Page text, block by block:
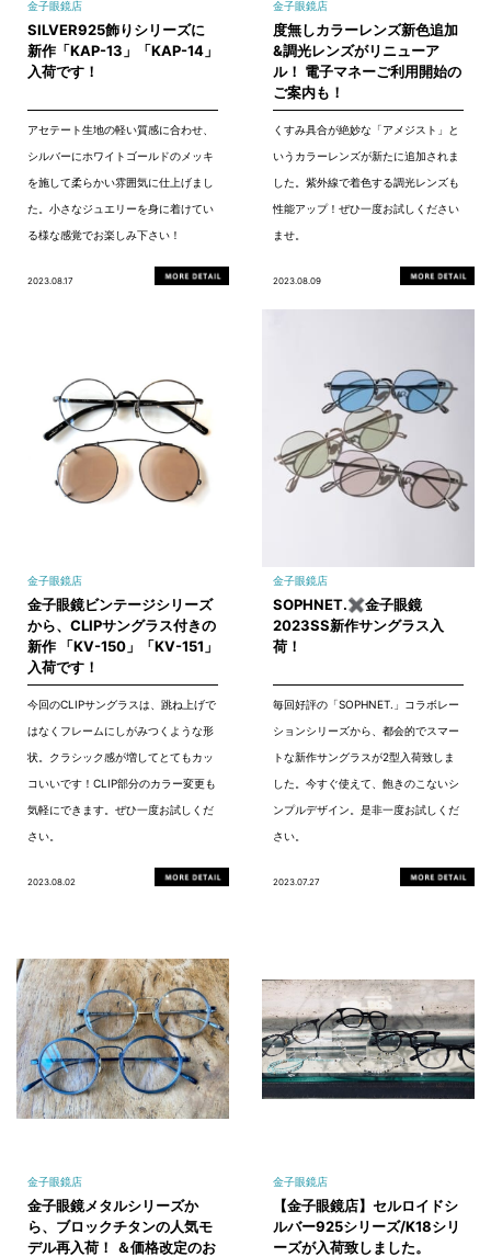
金子眼鏡店
SILVER925飾りシリーズに
新作「KAP-13」「KAP-14」
入荷です！
アセテート生地の軽い質感に合わせ、
シルバーにホワイトゴールドのメッキ
を施して柔らかい雰囲気に仕上げまし
た。小さなジュエリーを身に着けてい
る様な感覚でお楽しみ下さい！
2023.08.17
金子眼鏡店
度無しカラーレンズ新色追加
&調光レンズがリニューア
ル！ 電子マネーご利用開始の
ご案内も！
くすみ具合が絶妙な「アメジスト」と
いうカラーレンズが新たに追加されま
した。紫外線で着色する調光レンズも
性能アップ！ぜひ一度お試しください
ませ。
2023.08.09
金子眼鏡店
金子眼鏡ビンテージシリーズ
から、CLIPサングラス付きの
新作 「KV-150」「KV-151」
入荷です！
今回のCLIPサングラスは、跳ね上げで
はなくフレームにしがみつくような形
状。クラシック感が増してとてもカッ
コいいです！CLIP部分のカラー変更も
気軽にできます。ぜひ一度お試しくだ
さい。
2023.08.02
金子眼鏡店
SOPHNET.✖金子眼鏡
2023SS新作サングラス入
荷！
毎回好評の「SOPHNET.」コラボレー
ションシリーズから、都会的でスマー
トな新作サングラスが2型入荷致しま
した。今すぐ使えて、飽きのこないシ
ンプルデザイン。是非一度お試しくだ
さい。
2023.07.27
金子眼鏡店
金子眼鏡メタルシリーズか
ら、ブロックチタンの人気モ
デル再入荷！ ＆価格改定のお
金子眼鏡店
【金子眼鏡店】セルロイドシ
ルバー925シリーズ/K18シリ
ーズが入荷致しました。